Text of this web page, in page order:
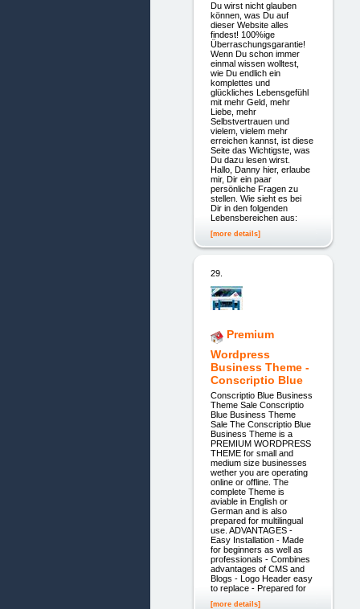
Du wirst nicht glauben
können, was Du auf
dieser Website alles
findest! 100%ige
Überraschungsgarantie!
Wenn Du schon immer
einmal wissen wolltest,
wie Du endlich ein
komplettes und
glückliches Lebensgefühl
mit mehr Geld, mehr
Liebe, mehr
Selbstvertrauen und
vielem, vielem mehr
erreichen kannst, ist diese
Seite das Wichtigste, was
Du dazu lesen wirst.
Hallo, Danny hier, erlaube
mir, Dir ein paar
persönliche Fragen zu
stellen. Wie sieht es bei
Dir in den folgenden
Lebensbereichen aus:
[more details]
29.
Premium
Wordpress
Business Theme -
Conscriptio Blue
Conscriptio Blue Business
Theme Sale Conscriptio
Blue Business Theme
Sale The Conscriptio Blue
Business Theme is a
PREMIUM WORDPRESS
THEME for small and
medium size businesses
wether you are operating
online or offline. The
complete Theme is
aviable in English or
German and is also
prepared for multilingual
use. ADVANTAGES -
Easy Installation - Made
for beginners as well as
professionals - Combines
advantages of CMS and
Blogs - Logo Header easy
to replace - Prepared for
[more details]